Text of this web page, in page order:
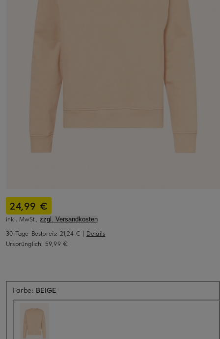
24,99 €
inkl. MwSt., zzgl. Versandkosten
30-Tage-Bestpreis: 21,24 € | Details
Ursprünglich: 59,99 €
Farbe: BEIGE